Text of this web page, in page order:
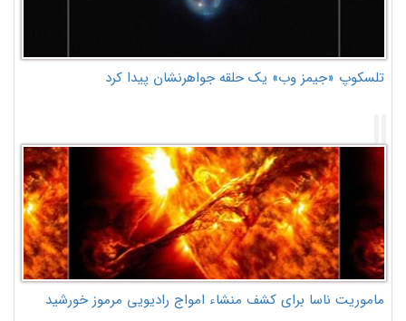
تلسکوپ «جیمز وب» یک حلقه جواهرنشان پیدا کرد
ماموریت ناسا برای کشف منشاء امواج رادیویی مرموز خورشید